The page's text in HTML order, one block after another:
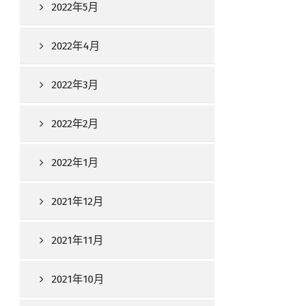
2022年5月
2022年4月
2022年3月
2022年2月
2022年1月
2021年12月
2021年11月
2021年10月